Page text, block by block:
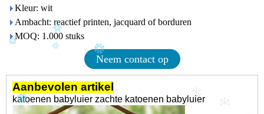
Kleur: wit
Ambacht: reactief printen, jacquard of borduren
MOQ: 1.000 stuks
Neem contact op
Aanbevolen artikel
katoenen babyluier zachte katoenen babyluier